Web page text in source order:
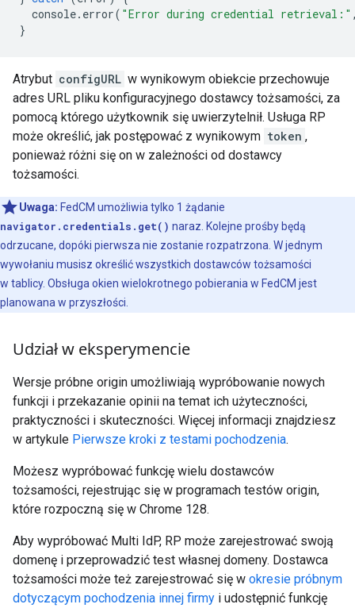
console. error( "Error during credential retrieval:"
}
Atrybut configURL w wynikowym obiekcie przechowuje
adres URL pliku konfiguracyjnego dostawcy tożsamości, za
pomocą którego użytkownik się uwierzytelnił. Usługa RP
może określić, jak postępować z wynikowym token ,
ponieważ różni się on w zależności od dostawcy
tożsamości.
Uwaga: FedCM umożliwia tylko 1 żądanie
navigator.credentials.get() naraz. Kolejne prośby będą
odrzucane, dopóki pierwsza nie zostanie rozpatrzona. W jednym
wywołaniu musisz określić wszystkich dostawców tożsamości
w tablicy. Obsługa okien wielokrotnego pobierania w FedCM jest
planowana w przyszłości.
Udział w eksperymencie
Wersje próbne origin umożliwiają wypróbowanie nowych
funkcji i przekazanie opinii na temat ich użyteczności,
praktyczności i skuteczności. Więcej informacji znajdziesz
w artykule Pierwsze kroki z testami pochodzenia.
Możesz wypróbować funkcję wielu dostawców
tożsamości, rejestrując się w programach testów origin,
które rozpoczną się w Chrome 128.
Aby wypróbować Multi IdP, RP może zarejestrować swoją
domenę i przeprowadzić test własnej domeny. Dostawca
tożsamości może też zarejestrować się w okresie próbnym
dotyczącym pochodzenia innej firmy i udostępnić funkcję